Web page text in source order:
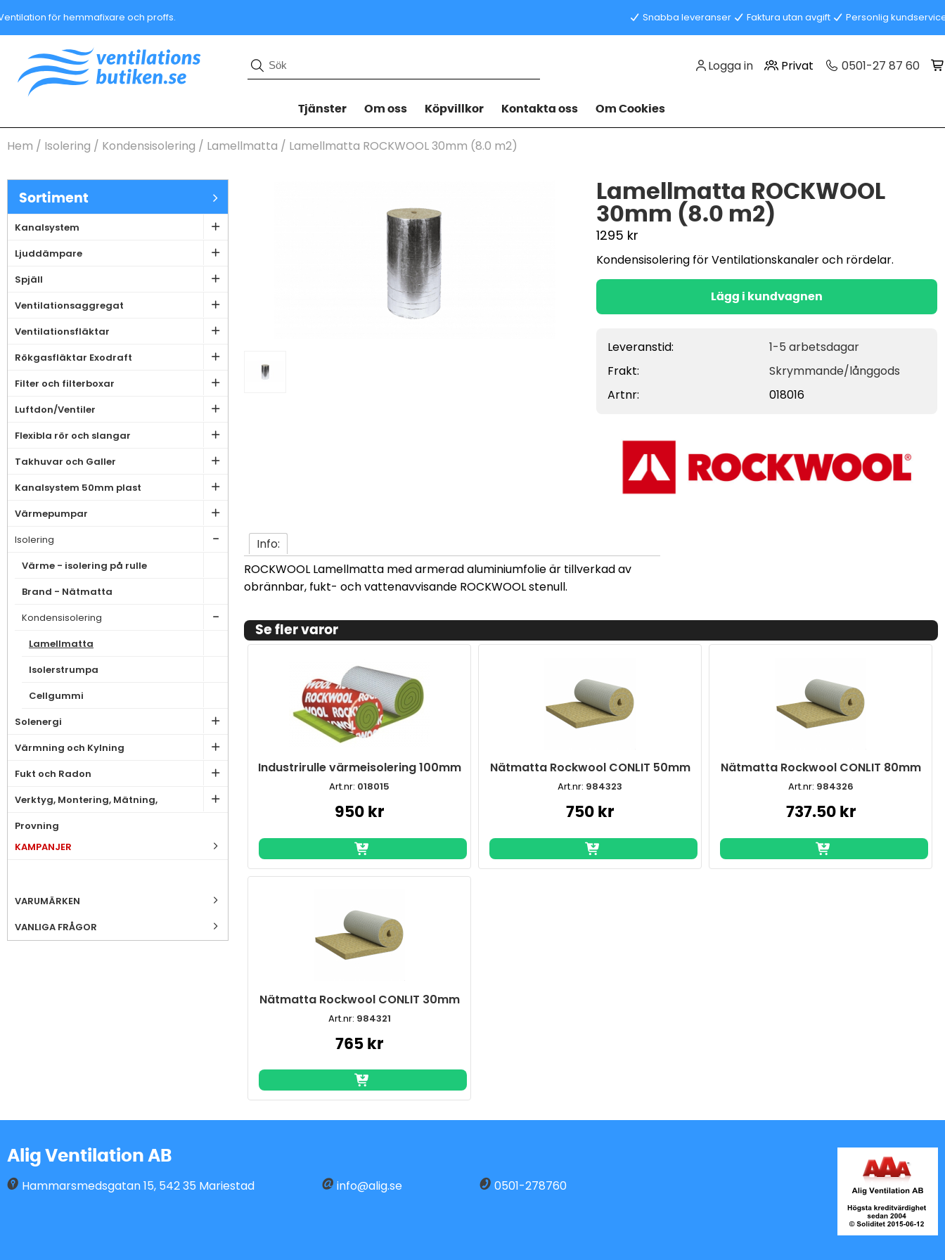
för hemmafixare och proffs. Snabba leveranser Faktura utan avgift Personlig
0501-27 87 60
Privat
Logga in
Tjänster Om oss Köpvillkor Kontakta oss Om Cookies
Hem / Isolering / Kondensisolering / Lamellmatta / Lamellmatta ROCKWOOL 30mm (8.0 m2)
Sortiment
Kanalsystem
Ljuddämpare
Spjäll
Ventilationsaggregat
Ventilationsfläktar
Rökgasfläktar Exodraft
Filter och filterboxar
Luftdon/Ventiler
Flexibla rör och slangar
Takhuvar och Galler
Kanalsystem 50mm plast
Värmepumpar
Isolering
Värme - isolering på rulle
Brand - Nätmatta
Kondensisolering
Lamellmatta
Isolerstrumpa
Cellgummi
Solenergi
Värmning och Kylning
Fukt och Radon
Verktyg, Montering, Mätning,
Provning
KAMPANJER
VARUMÄRKEN
VANLIGA FRÅGOR
Lamellmatta ROCKWOOL
30mm (8.0 m2)
1295 kr
Kondensisolering för Ventilationskanaler och rördelar.
Lägg i kundvagnen
Leveranstid:
1-5 arbetsdagar
Frakt:
Skrymmande/långgods
Artnr:
018016
Info:
ROCKWOOL Lamellmatta med armerad aluminiumfolie är tillverkad av
obrännbar, fukt- och vattenavvisande ROCKWOOL stenull.
Se fler varor
Industrirulle värmeisolering 100mm
Art.nr: 018015
950 kr
Nätmatta Rockwool CONLIT 50mm
Art.nr: 984323
750 kr
Nätmatta Rockwool CONLIT 80mm
Art.nr: 984326
737.50 kr
Nätmatta Rockwool CONLIT 30mm
Art.nr: 984321
765 kr
Alig Ventilation AB
Hammarsmedsgatan 15, 542 35 Mariestad info@alig.se 0501-278760